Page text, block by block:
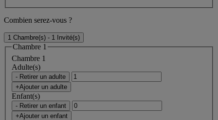
Combien serez-vous ?
1 Chambre(s) - 1 Invité(s)
Chambre 1
Chambre 1
Adulte(s)
- Retirer un adulte
+Ajouter un adulte
Enfant(s)
- Retirer un enfant
+Ajouter un enfant